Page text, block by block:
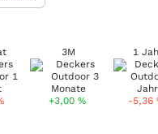
3M
+3,00 %
1
-5,36